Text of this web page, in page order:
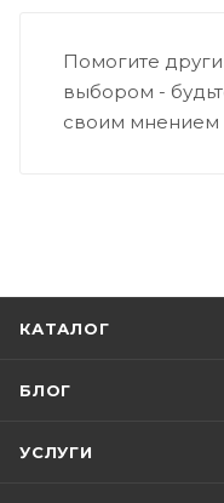
Помогите
выбором -
своим мнением
КАТАЛОГ
БЛОГ
УСЛУГИ